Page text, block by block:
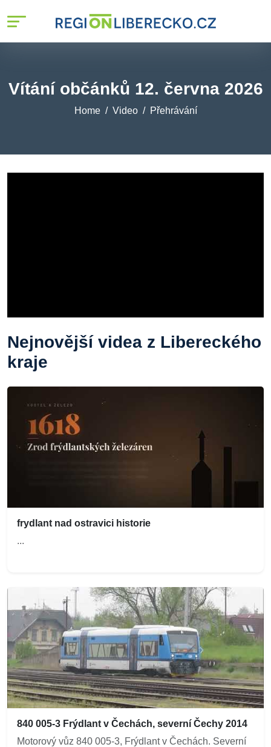
Vítání občánků 12. června 2026
Home Video Přehrávání
Nejnovější videa z Libereckého
kraje
frydlant nad ostravici historie
...
840 005-3 Frýdlant v Čechách, severní Čechy 2014
Motorový vůz 840 005-3, Frýdlant v Čechách. Severní